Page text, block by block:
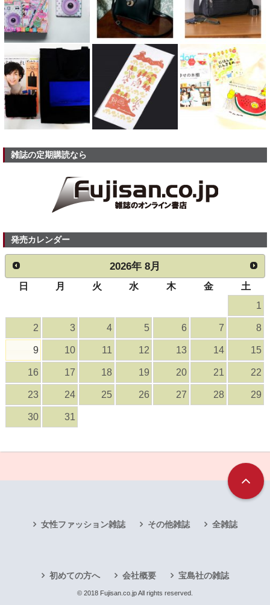
雑誌の定期購読なら
発売カレンダー
2026年 8月
日 月 火 水 木 金
土
1
2 3 4 5 6 7 8
9 10 11 12 13 14 15
16 17 18 19 20 21 22
23 24 25 26 27 28 29
30 31
女性ファッション雑誌 その他雑誌 全雑誌
初めての方へ 会社概要 宝島社の雑誌
© 2018 Fujisan.co.jp All rights reserved.